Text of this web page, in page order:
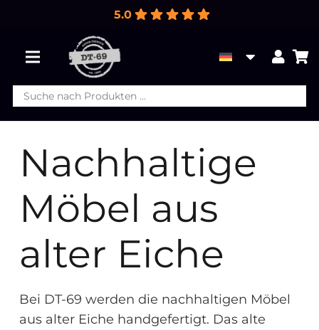
5.0
Products
search
Nachhaltige
Möbel aus
alter Eiche
Bei DT-69 werden die nachhaltigen Möbel
aus alter Eiche handgefertigt. Das alte